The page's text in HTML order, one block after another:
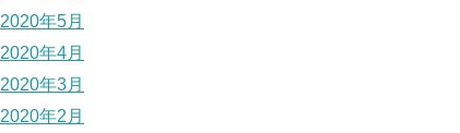
2020年5月
2020年4月
2020年3月
2020年2月